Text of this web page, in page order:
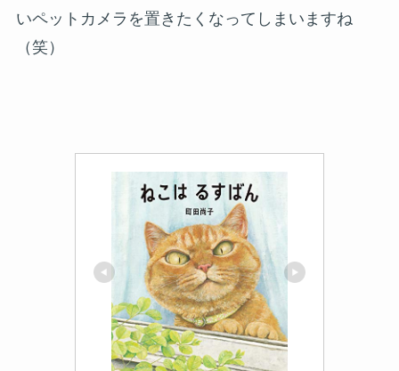
いペットカメラを置きたくなってしまいますね
（笑）